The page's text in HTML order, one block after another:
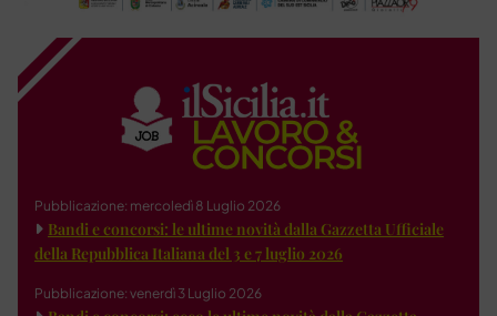
Pubblicazione: mercoledì 8 Luglio 2026
Bandi e concorsi: le ultime novità dalla Gazzetta Ufficiale
della Repubblica Italiana del 3 e 7 luglio 2026
Pubblicazione: venerdì 3 Luglio 2026